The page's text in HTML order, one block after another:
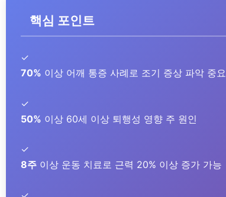
핵심 포인트
✓
70% 이상 어깨 통증 사례로 조기 증상 파악 중요
✓
50% 이상 60세 이상 퇴행성 영향 주 원인
✓
8주 이상 운동 치료로 근력 20% 이상 증가 가능